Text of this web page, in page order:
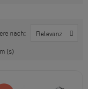
nach: Relevanz
(s)